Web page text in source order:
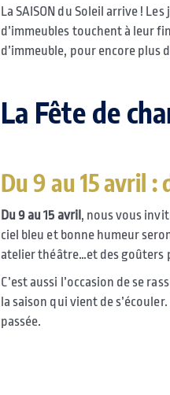
La SAISON du Soleil arrive !
d’immeubles touchent à leur
d’immeuble, pour encore plus
La Fête de
Du 9 au 15 avril :
Du 9 au 15 avril, nous vous
ciel bleu et bonne humeur
atelier théâtre…et des goûters
C’est aussi l’occasion de se
la saison qui vient de
passée.